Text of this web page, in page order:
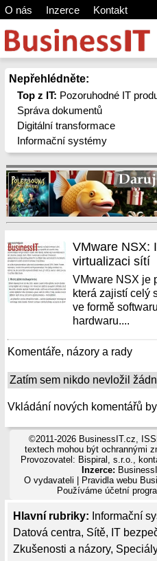
O nás Inzerce Kontakt
Nepřehlédněte:
Top z IT: Pozoruhodné IT
Správa dokumentů
Digitální transformace
Informační systémy
Hlavní rubriky: Informační
Datová centra, Sítě, IT
Zkušenosti a názory,
VMware NSX:
virtualizaci sítí
VMware NSX je
která zajistí celý
ve formě
hardwaru....
Komentáře, názory a rady
Zatím sem nikdo nevložil
Vkládání nových komentářů
©2011-2026 BusinessIT.cz,
textech mohou být ochrannými
Provozovatel: Bispiral, s.r.o.,
Inzerce:
O vydavateli
Pravidla webu
Používámeúčetní